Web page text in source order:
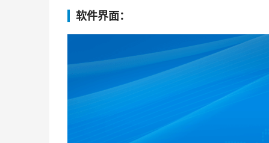
软件界面：